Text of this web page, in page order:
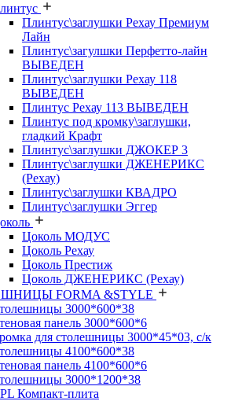
Плинтус\заглушки Рехау Премиум
Лайн
Плинтус\загулшки Перфетто-лайн
ВЫВЕДЕН
Плинтус\заглушки Рехау 118
ВЫВЕДЕН
Плинтус Рехау 113 ВЫВЕДЕН
Плинтус под кромку\заглушки,
гладкий Крафт
Плинтус\заглушки ДЖОКЕР 3
Плинтус\заглушки ДЖЕНЕРИКС
(Рехау)
Плинтус\заглушки КВАДРО
Плинтус\заглушки Эггер
Цоколь МОДУС
Цоколь Рехау
Цоколь Престиж
Цоколь ДЖЕНЕРИКС (Рехау)
FORMA &STYLE
3000*600*38
панель 3000*600*6
для столешницы 3000*45*03, с/к
4100*600*38
панель 4100*600*6
3000*1200*38
Компакт-плита